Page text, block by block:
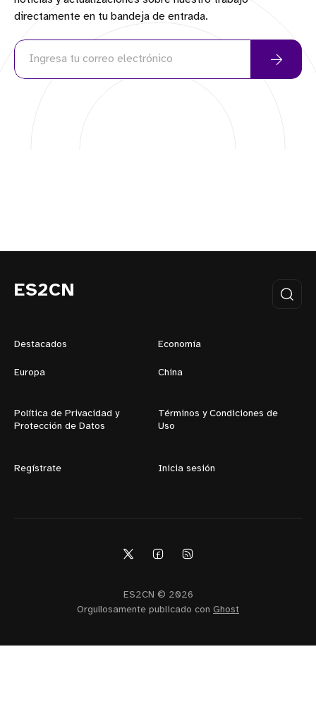
directamente en tu bandeja de entrada.
ES2CN
Destacados Economía
Europa China
Política de Privacidad y
Protección de Datos
Términos y Condiciones de
Uso
Regístrate Inicia sesión
ES2CN © 2026
Orgullosamente publicado con Ghost